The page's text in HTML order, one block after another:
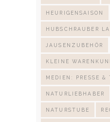
HEURIGENSAISON
HUBSCHRAUBER
JAUSENZUBEHÖR
KLEINE
MEDIEN: PRESSE &
NATURLIEBHABER
NATURSTUBE